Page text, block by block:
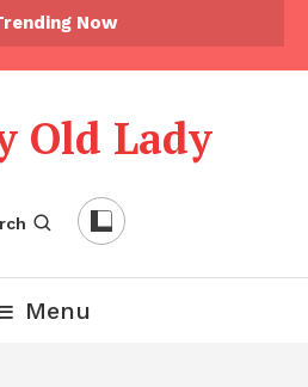
Now
Old Lady
Menu